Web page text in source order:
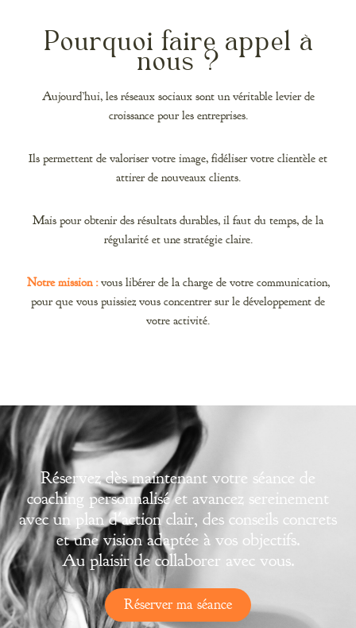
Pourquoi faire appel à
nous ?
Aujourd’hui, les réseaux sociaux sont un véritable levier de
croissance pour les entreprises.
Ils permettent de valoriser votre image, fidéliser votre clientèle et
attirer de nouveaux clients.
Mais pour obtenir des résultats durables, il faut du temps, de la
régularité et une stratégie claire.
Notre mission :vous libérer de la charge de votre communication,
pour que vous puissiez vous concentrer sur le développement de
votre activité.
Réservez dès maintenant votre séance de
coaching personnalisé et avancez sereinement
avec un plan d'action clair, des conseils concrets
et une vision adaptée à vos objectifs.
Au plaisir de collaborer avec vous.
Réserver ma séance